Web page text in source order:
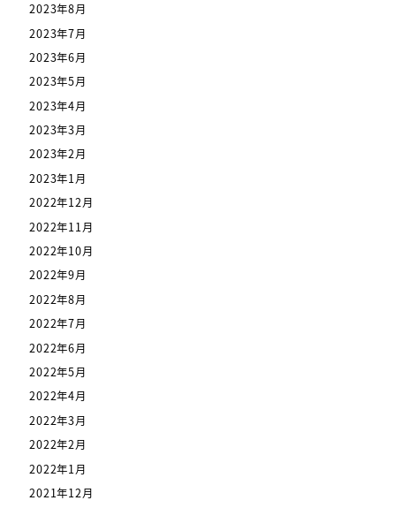
2023年8月
2023年7月
2023年6月
2023年5月
2023年4月
2023年3月
2023年2月
2023年1月
2022年12月
2022年11月
2022年10月
2022年9月
2022年8月
2022年7月
2022年6月
2022年5月
2022年4月
2022年3月
2022年2月
2022年1月
2021年12月